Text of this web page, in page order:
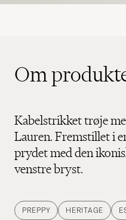
Om
Kabelstrikket trøje
Lauren. Fremstillet i
prydet med den
venstre bryst.
PREPPY HERITAGE